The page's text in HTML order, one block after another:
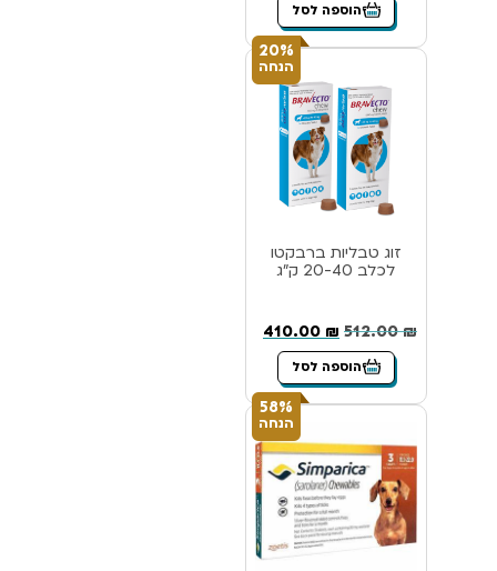
הוספה לסל
20%
הנחה
זוג טבליות ברבקטו
לכלב 20-40 ק”ג
512.00₪
410.00 ₪
הוספה לסל
58%
הנחה